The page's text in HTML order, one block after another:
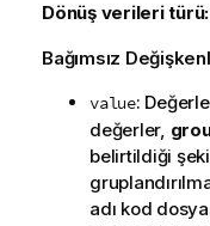
Dönüş verileri türü:
Bağımsız
value:
değerler,
belirtildiği
adı kod